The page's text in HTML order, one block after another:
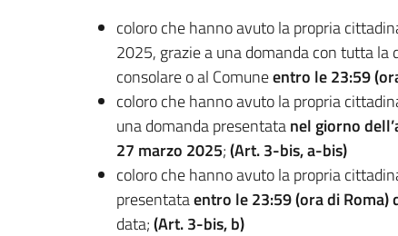
coloro che hanno avuto la propria
2025, grazie a una domanda con tutta
consolare o al Comuneentro le 23:59
coloro che hanno avuto la propria
una domanda presentatanel giorno
27 marzo 2025;(Art. 3-bis, a-bis)
coloro che hanno avuto la propria
presentataentro le 23:59 (ora di Roma)
data;(Art. 3-bis, b)